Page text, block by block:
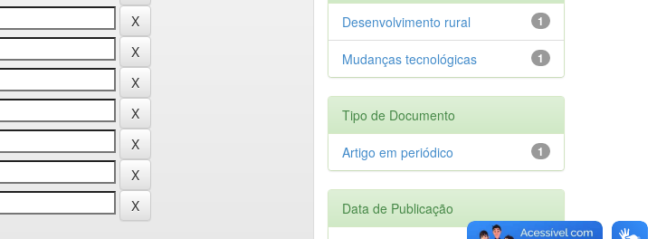
1
Desenvolvimento rural
1
Mudanças tecnológicas
Tipo de Documento
1
Artigo em periódico
Data de Publicação